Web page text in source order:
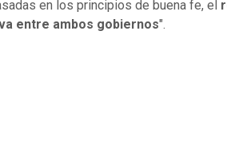
en los principios de buena fe, el
entre ambos gobiernos".